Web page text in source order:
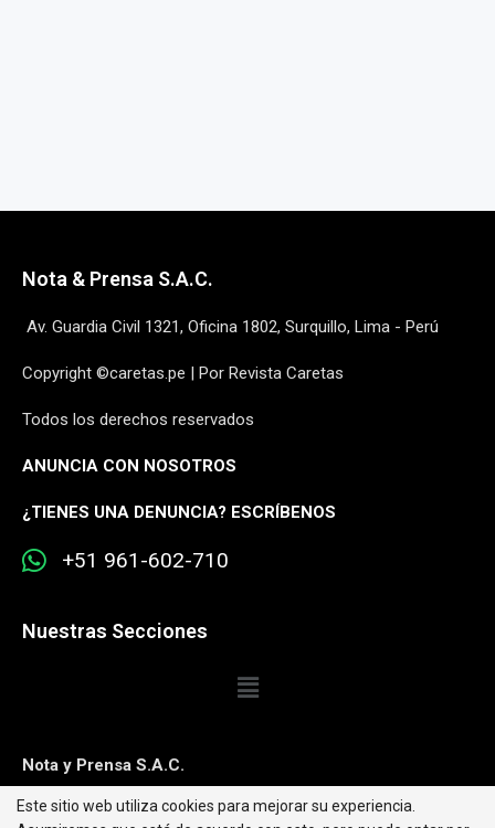
Nota & Prensa S.A.C.
Av. Guardia Civil 1321, Oficina 1802, Surquillo, Lima - Perú
Copyright ©caretas.pe | Por Revista Caretas
Todos los derechos reservados
ANUNCIA CON NOSOTROS
¿TIENES UNA DENUNCIA? ESCRÍBENOS
+51 961-602-710
Nuestras Secciones
Nota y Prensa S.A.C.
Contacto:editorweb@caretas.com.pe
Este sitio web utiliza cookies para mejorar su experiencia.